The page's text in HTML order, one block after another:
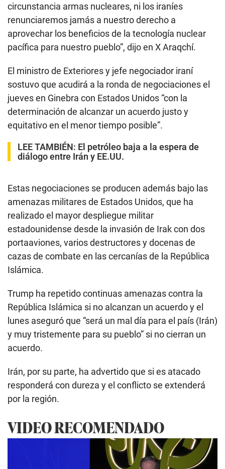
circunstancia armas nucleares, ni los iraníes
renunciaremos jamás a nuestro derecho a
aprovechar los beneficios de la tecnología nuclear
pacífica para nuestro pueblo”, dijo en X Araqchí.
El ministro de Exteriores y jefe negociador iraní
sostuvo que acudirá a la ronda de negociaciones el
jueves en Ginebra con Estados Unidos “con la
determinación de alcanzar un acuerdo justo y
equitativo en el menor tiempo posible”.
LEE TAMBIÉN: El petróleo baja a la espera de
diálogo entre Irán y EE.UU.
Estas negociaciones se producen además bajo las
amenazas militares de Estados Unidos, que ha
realizado el mayor despliegue militar
estadounidense desde la invasión de Irak con dos
portaaviones, varios destructores y docenas de
cazas de combate en las cercanías de la República
Islámica.
Trump ha repetido continuas amenazas contra la
República Islámica si no alcanzan un acuerdo y el
lunes aseguró que “será un mal día para el país (Irán)
y muy tristemente para su pueblo” si no cierran un
acuerdo.
Irán, por su parte, ha advertido que si es atacado
responderá con dureza y el conflicto se extenderá
por la región.
VIDEO RECOMENDADO